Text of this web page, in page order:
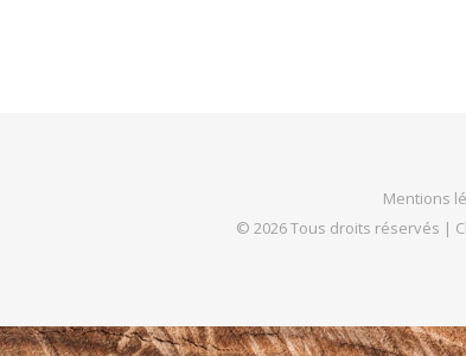
Mentions
© 2026 Tous droits réservés |